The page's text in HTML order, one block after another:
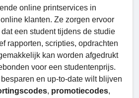
online printservices in
klanten. Ze zorgen ervoor
een student tijdens de studie
rapporten, scripties, opdrachten
kan worden afgedrukt
voor een studentenprijs.
en up-to-date wilt blijven
, promotiecodes,